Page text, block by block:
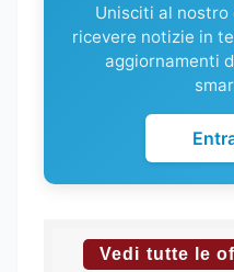
Unisciti al nostro
ricevere notizie in
aggiornamenti